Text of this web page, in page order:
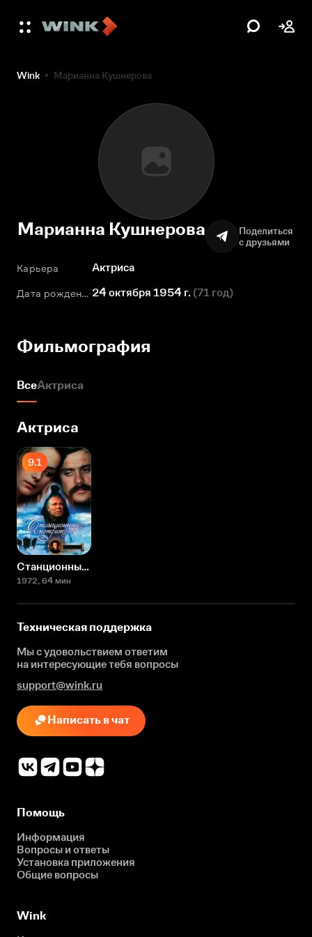
Wink Марианна Кушнерова
Марианна Кушнерова
Поделиться
с друзьями
Карьера Актриса
Дата рождения 24 октября 1954 г. (71 год)
Фильмография
ВсеАктриса
Актриса
9.1
Станционный смотритель
1972, 64 мин
Техническая поддержка
Мы с удовольствием ответим
на интересующиетебя вопросы
support@wink.ru
Написать в чат
Помощь
Информация
Вопросы и ответы
Установка приложения
Общие вопросы
Wink